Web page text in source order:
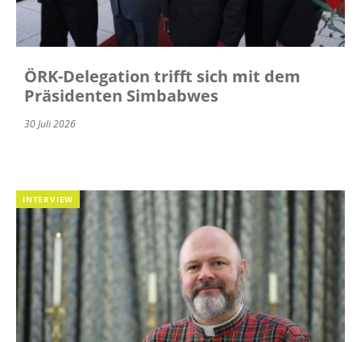
ÖRK-Delegation trifft sich mit dem
Präsidenten Simbabwes
30 Juli 2026
INTERVIEW